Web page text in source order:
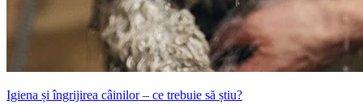
Igiena și îngrijirea câinilor – ce trebuie să știu?